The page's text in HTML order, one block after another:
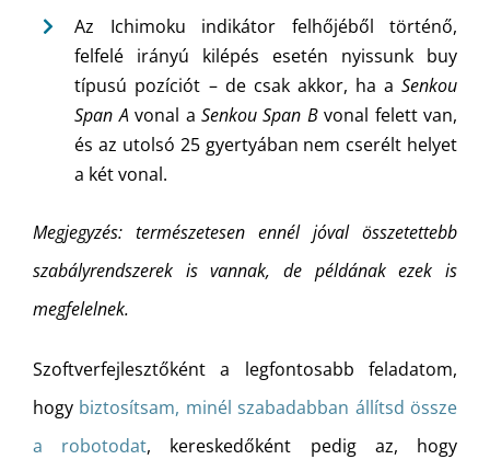
Az Ichimoku indikátor felhőjéből történő,
felfelé irányú kilépés esetén nyissunk buy
típusú pozíciót – de csak akkor, ha a Senkou
Span Avonal a Senkou Span Bvonal felett van,
és az utolsó 25 gyertyában nem cserélt helyet
a két vonal.
Megjegyzés: természetesen ennél jóval összetettebb
szabályrendszerek is vannak, de példának ezek is
megfelelnek.
Szoftverfejlesztőként a legfontosabb feladatom,
hogy biztosítsam, minél szabadabban állítsd össze
a robotodat, kereskedőként pedig az, hogy